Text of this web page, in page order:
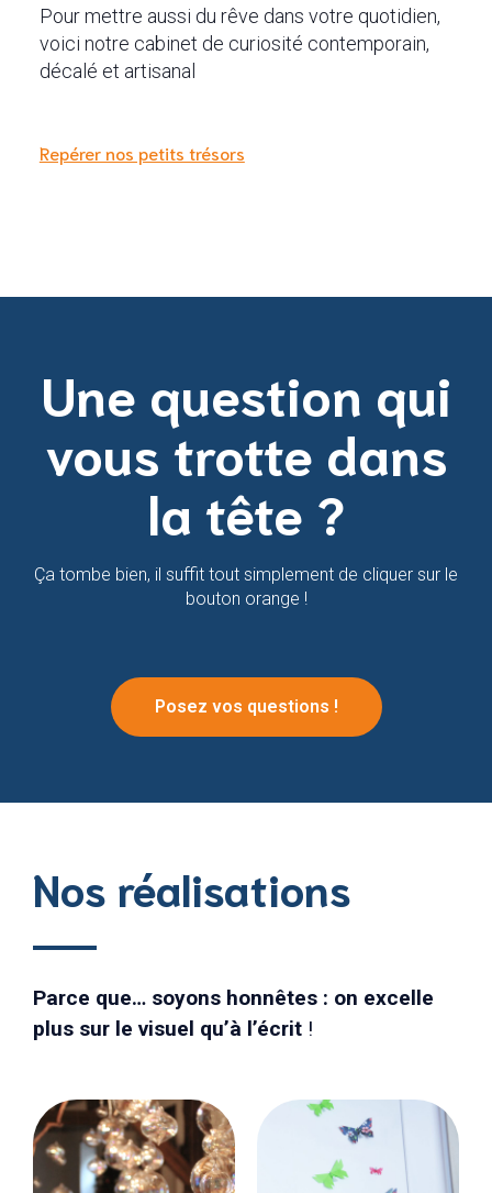
Pour mettre aussi du rêve dans votre quotidien,
voici notre cabinet de curiosité contemporain,
décalé et artisanal
Repérer nos petits trésors
Une question qui
vous trotte dans
la tête ?
Ça tombe bien, il suffit tout simplement de cliquer sur le
bouton orange !
Posez vos questions !
Nos réalisations
Parce que… soyons honnêtes : on excelle
plus sur le visuel qu’à l’écrit !